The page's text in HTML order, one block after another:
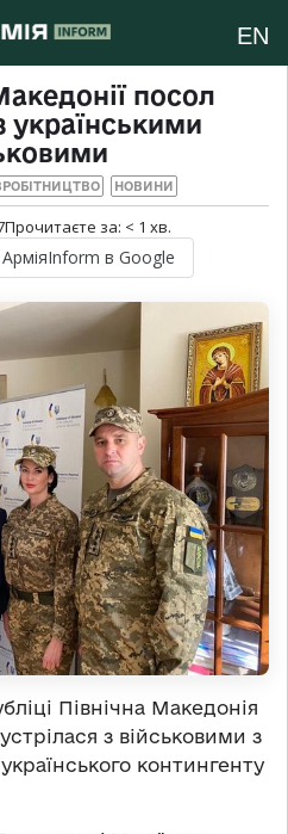
EN
посол
українськими
НОВИНИ
Прочитаєте за: < 1 хв.
АрміяInform в Google
Північна Македонія
з військовими з
контингенту